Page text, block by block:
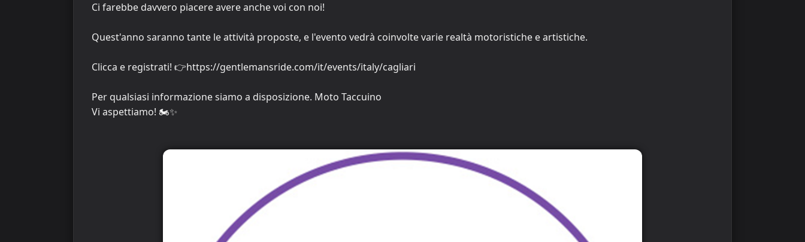
Ci farebbe davvero piacere avere anche voi con noi!
Quest'anno saranno tante le attività proposte, e l'evento vedrà coinvolte varie realtà motoristiche e artistiche.
Clicca e registrati! 👉https://gentlemansride.com/it/events/italy/cagliari
Per qualsiasi informazione siamo a disposizione. Moto Taccuino
Vi aspettiamo! 🏍️✨